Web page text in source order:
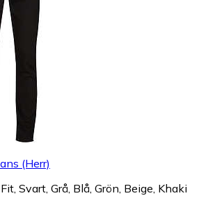
(Herr)
Svart, Grå, Blå, Grön, Beige, Khaki